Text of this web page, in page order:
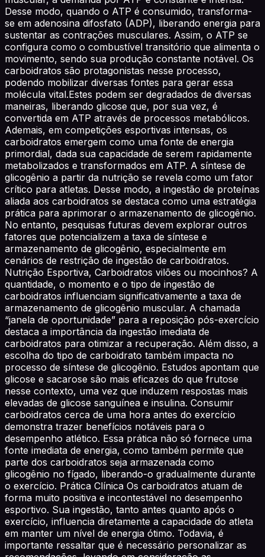
Desse modo, quando o ATP é consumido, transforma-
se em adenosina difosfato (ADP), liberando energia para
sustentar as contrações musculares. Assim, o ATP se
configura como o combustível transitório que alimenta o
movimento, sendo sua produção constante notável. Os
carboidratos são protagonistas nesse processo,
podendo mobilizar diversas fontes para gerar essa
molécula vital.Estes podem ser degradados de diversas
maneiras, liberando glicose que, por sua vez, é
convertida em ATP através de processos metabólicos.
Ademais, em competições esportivas intensas, os
carboidratos emergem como uma fonte de energia
primordial, dada sua capacidade de serem rapidamente
metabolizados e transformados em ATP. A síntese de
glicogênio a partir da nutrição se revela como um fator
crítico para atletas. Desse modo, a ingestão de proteínas
aliada aos carboidratos se destaca como uma estratégia
prática para aprimorar o armazenamento de glicogênio.
No entanto, pesquisas futuras devem explorar outros
fatores que potencializem a taxa de síntese e
armazenamento de glicogênio, especialmente em
cenários de restrição de ingestão de carboidratos.
Nutrição Esportiva, Carboidratos vilões ou mocinhos? A
quantidade, o momento e o tipo de ingestão de
carboidratos influenciam significativamente a taxa de
armazenamento de glicogênio muscular. A chamada
“janela de oportunidade” para a reposição pós-exercício
destaca a importância da ingestão imediata de
carboidratos para otimizar a recuperação. Além disso, a
escolha do tipo de carboidrato também impacta no
processo de síntese de glicogênio. Estudos apontam que
glicose e sacarose são mais eficazes do que frutose
nesse contexto, uma vez que induzem respostas mais
elevadas de glicose sanguínea e insulina. Consumir
carboidratos cerca de uma hora antes do exercício
demonstra trazer benefícios notáveis para o
desempenho atlético. Essa prática não só fornece uma
fonte imediata de energia, como também permite que
parte dos carboidratos seja armazenada como
glicogênio no fígado, liberando-o gradualmente durante
o exercício. Prática Clínica Os carboidratos atuam de
forma muito positiva e incontestável no desempenho
esportivo. Sua ingestão, tanto antes quanto após o
exercício, influencia diretamente a capacidade do atleta
em manter um nível de energia ótimo. Todavia, é
importante ressaltar que é necessário personalizar as